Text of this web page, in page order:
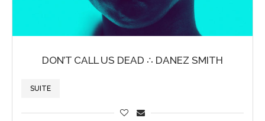
DON’T CALL US DEAD ∴ DANEZ SMITH
SUITE